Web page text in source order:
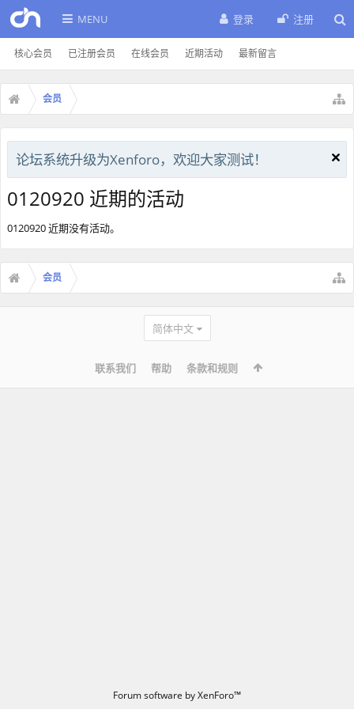
MENU
核心会员 已注册会员 在线会员 近期活动 最新留言
登录 注册
会员
论坛系统升级为Xenforo，欢迎大家测试！
0120920 近期的活动
0120920 近期没有活动。
会员
简体中文
联系我们 帮助 条款和规则
Forum software by XenForo™